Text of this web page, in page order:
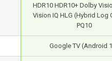
HDR10 HDR10+ Dolby
Vision IQ HLG (Hybrid Log
PQ10
Google TV (Android